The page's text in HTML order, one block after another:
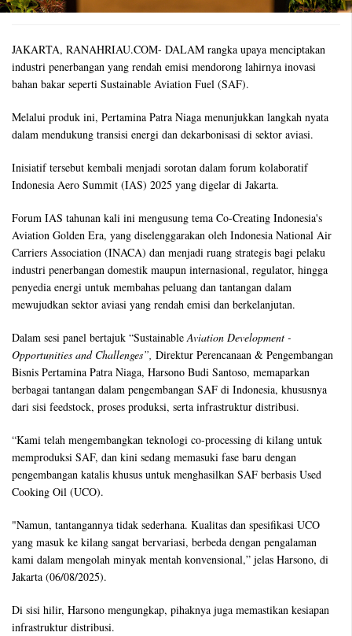
JAKARTA, RANAHRIAU.COM- DALAM rangka upaya menciptakan
industri penerbangan yang rendah emisi mendorong lahirnya inovasi
bahan bakar seperti Sustainable Aviation Fuel (SAF).
Melalui produk ini, Pertamina Patra Niaga menunjukkan langkah nyata
dalam mendukung transisi energi dan dekarbonisasi di sektor aviasi.
Inisiatif tersebut kembali menjadi sorotan dalam forum kolaboratif
Indonesia Aero Summit (IAS) 2025 yang digelar di Jakarta.
Forum IAS tahunan kali ini mengusung tema Co-Creating Indonesia's
Aviation Golden Era, yang diselenggarakan oleh Indonesia National Air
Carriers Association (INACA) dan menjadi ruang strategis bagi pelaku
industri penerbangan domestik maupun internasional, regulator, hingga
penyedia energi untuk membahas peluang dan tantangan dalam
mewujudkan sektor aviasi yang rendah emisi dan berkelanjutan.
Dalam sesi panel bertajuk “SustainableAviation Development -
Opportunities and Challenges”, Direktur Perencanaan & Pengembangan
Bisnis Pertamina Patra Niaga, Harsono Budi Santoso, memaparkan
berbagai tantangan dalam pengembangan SAF di Indonesia, khususnya
dari sisi feedstock, proses produksi, serta infrastruktur distribusi.
“Kami telah mengembangkan teknologi co-processing di kilang untuk
memproduksi SAF, dan kini sedang memasuki fase baru dengan
pengembangan katalis khusus untuk menghasilkan SAF berbasis Used
Cooking Oil (UCO).
"Namun, tantangannya tidak sederhana. Kualitas dan spesifikasi UCO
yang masuk ke kilang sangat bervariasi, berbeda dengan pengalaman
kami dalam mengolah minyak mentah konvensional,” jelas Harsono, di
Jakarta (06/08/2025).
Di sisi hilir, Harsono mengungkap, pihaknya juga memastikan kesiapan
infrastruktur distribusi.